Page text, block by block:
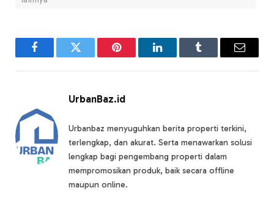
FacebookTwitter Pinterest LinkedInTumblr Email
UrbanBaz.id
Urbanbaz menyuguhkan berita properti terkini,
terlengkap, dan akurat. Serta menawarkan solusi
lengkap bagi pengembang properti dalam
mempromosikan produk, baik secara offline
maupun online.